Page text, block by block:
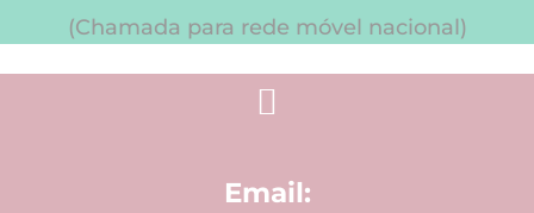
(Chamada para rede móvel nacional)
Email: